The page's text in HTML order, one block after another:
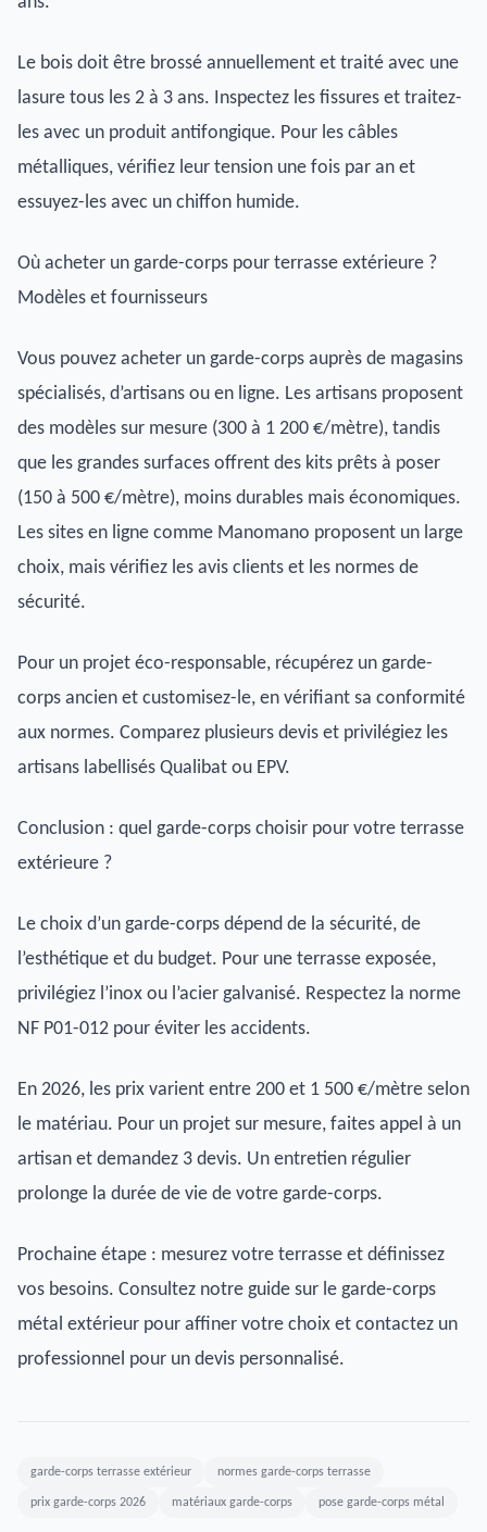
Le bois doit être brossé annuellement et traité avec une
lasure tous les 2 à 3 ans. Inspectez les fissures et traitez-
les avec un produit antifongique. Pour les câbles
métalliques, vérifiez leur tension une fois par an et
essuyez-les avec un chiffon humide.
Où acheter un garde-corps pour terrasse extérieure ?
Modèles et fournisseurs
Vous pouvez acheter un garde-corps auprès de magasins
spécialisés, d’artisans ou en ligne. Les artisans proposent
des modèles sur mesure (300 à 1 200 €/mètre), tandis
que les grandes surfaces offrent des kits prêts à poser
(150 à 500 €/mètre), moins durables mais économiques.
Les sites en ligne comme Manomano proposent un large
choix, mais vérifiez les avis clients et les normes de
sécurité.
Pour un projet éco-responsable, récupérez un garde-
corps ancien et customisez-le, en vérifiant sa conformité
aux normes. Comparez plusieurs devis et privilégiez les
artisans labellisés Qualibat ou EPV.
Conclusion : quel garde-corps choisir pour votre terrasse
extérieure ?
Le choix d’un garde-corps dépend de la sécurité, de
l’esthétique et du budget. Pour une terrasse exposée,
privilégiez l’inox ou l’acier galvanisé. Respectez la norme
NF P01-012 pour éviter les accidents.
En 2026, les prix varient entre 200 et 1 500 €/mètre selon
le matériau. Pour un projet sur mesure, faites appel à un
artisan et demandez 3 devis. Un entretien régulier
prolonge la durée de vie de votre garde-corps.
Prochaine étape : mesurez votre terrasse et définissez
vos besoins. Consultez notre guide sur le garde-corps
métal extérieur pour affiner votre choix et contactez un
professionnel pour un devis personnalisé.
garde-corps terrasse extérieur normes garde-corps terrasse
prix garde-corps 2026 matériaux garde-corps pose garde-corps métal